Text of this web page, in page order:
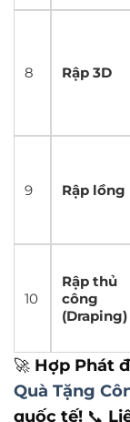
8 Rập 3D
9 Rập lồng
10
Rập thủ
công
(Draping)
🚀 Hợp Phát
Quà Tặng
quốc tế! 📞